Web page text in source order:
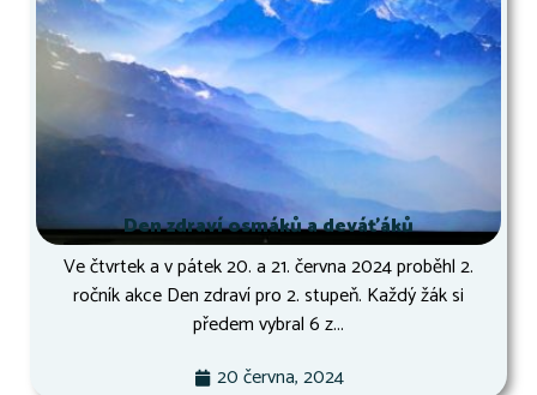
Den zdraví osmáků a deváťáků
Ve čtvrtek a v pátek 20. a 21. června 2024 proběhl 2.
ročník akce Den zdraví pro 2. stupeň. Každý žák si
předem vybral 6 z...
20 června, 2024